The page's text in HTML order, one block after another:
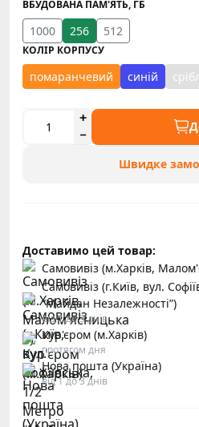
ВБУДОВАНА ПАМ'ЯТЬ, ГБ
1000 256 512
КОЛІР КОРПУСУ
помаранчевий синій
Швидке
Доставимо цей товар:
Самовивіз (м.Харків,
Самовивіз (г.Київ, вул.
“Майдан Незалежності”)
від 1 до 3 днів
Кур'єром (м.Харків)
протягом дня
Нова пошта (Україна)
від 1 до 3 днів